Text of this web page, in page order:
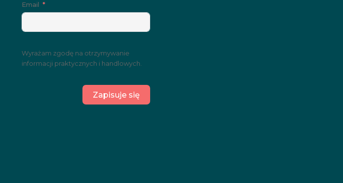
Email
Wyrażam zgodę na otrzymywanie
informacji praktycznych i handlowych.
Zapisuje się